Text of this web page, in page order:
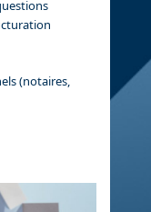
(notaires,